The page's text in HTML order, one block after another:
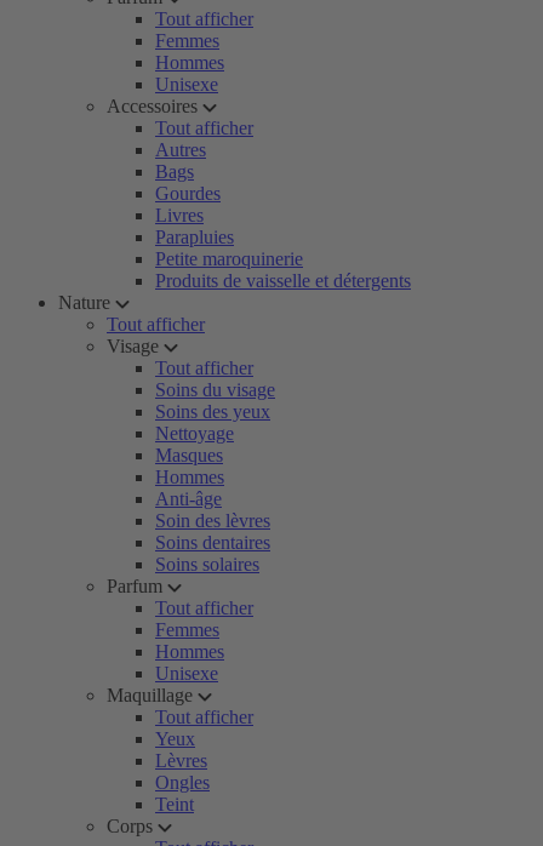
Tout afficher
Femmes
Hommes
Unisexe
Accessoires
Tout afficher
Autres
Bags
Gourdes
Livres
Parapluies
Petite maroquinerie
Produits de vaisselle et détergents
Nature
Tout afficher
Visage
Tout afficher
Soins du visage
Soins des yeux
Nettoyage
Masques
Hommes
Anti-âge
Soin des lèvres
Soins dentaires
Soins solaires
Parfum
Tout afficher
Femmes
Hommes
Unisexe
Maquillage
Tout afficher
Yeux
Lèvres
Ongles
Teint
Corps